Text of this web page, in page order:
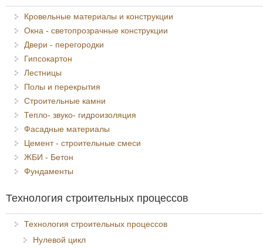
Кровельные материалы и конструкции
Окна - светопрозрачные конструкции
Двери - перегородки
Гипсокартон
Лестницы
Полы и перекрытия
Строительные камни
Тепло- звуко- гидроизоляция
Фасадные материалы
Цемент - строительные смеси
ЖБИ - Бетон
Фундаменты
Технология строительных процессов
Технология строительных процессов
Нулевой цикл